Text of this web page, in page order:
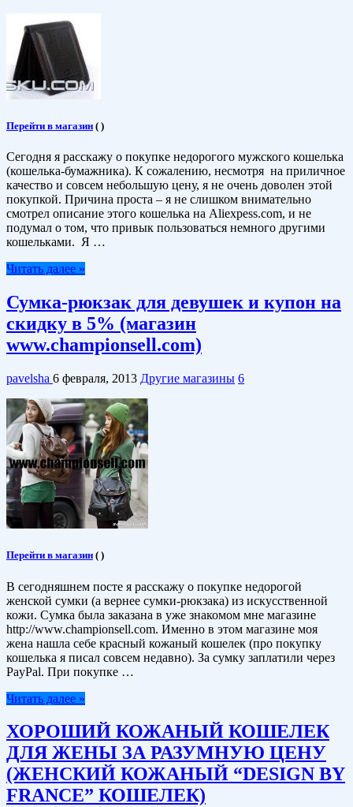
Перейти в магазин ( )
Сегодня я расскажу о покупке недорогого мужского кошелька
(кошелька-бумажника). К сожалению, несмотря на приличное
качество и совсем небольшую цену, я не очень доволен этой
покупкой. Причина проста – я не слишком внимательно
смотрел описание этого кошелька на Aliexpess.com, и не
подумал о том, что привык пользоваться немного другими
кошельками. Я …
Читать далее »
Сумка-рюкзак для девушек и купон на
скидку в 5% (магазин
www.championsell.com)
pavelsha 6 февраля, 2013 Другие магазины 6
Перейти в магазин ( )
В сегодняшнем посте я расскажу о покупке недорогой
женской сумки (а вернее сумки-рюкзака) из искусственной
кожи. Сумка была заказана в уже знакомом мне магазине
http://www.championsell.com. Именно в этом магазине моя
жена нашла себе красный кожаный кошелек (про покупку
кошелька я писал совсем недавно). За сумку заплатили через
PayPal. При покупке …
Читать далее »
ХОРОШИЙ КОЖАНЫЙ КОШЕЛЕК
ДЛЯ ЖЕНЫ ЗА РАЗУМНУЮ ЦЕНУ
(ЖЕНСКИЙ КОЖАНЫЙ “DESIGN BY
FRANCE” КОШЕЛЕК)